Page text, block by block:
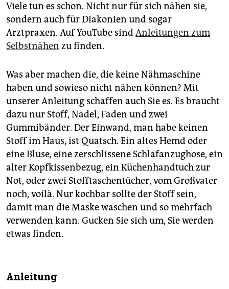
Viele tun es schon. Nicht nur für sich nähen sie,
sondern auch für Diakonien und sogar
Arztpraxen. Auf YouTube sindAnleitungen zum
Selbstnähen zu finden.
Was aber machen die, die keine Nähmaschine
haben und sowieso nicht nähen können? Mit
unserer Anleitung schaffen auch Sie es. Es braucht
dazu nur Stoff, Nadel, Faden und zwei
Gummibänder. Der Einwand, man habe keinen
Stoff im Haus, ist Quatsch. Ein altes Hemd oder
eine Bluse, eine zerschlissene Schlafanzughose, ein
alter Kopfkissenbezug, ein Küchenhandtuch zur
Not, oder zwei Stofftaschentücher, vom Großvater
noch, voilà. Nur kochbar sollte der Stoff sein,
damit man die Maske waschen und so mehrfach
verwenden kann. Gucken Sie sich um, Sie werden
etwas finden.
Anleitung